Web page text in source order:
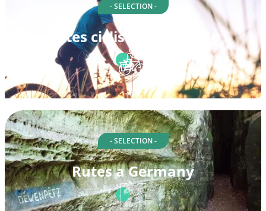
- SELECTION -
Rutes ciclistes a Rastede
- SELECTION -
Rutes a Germany